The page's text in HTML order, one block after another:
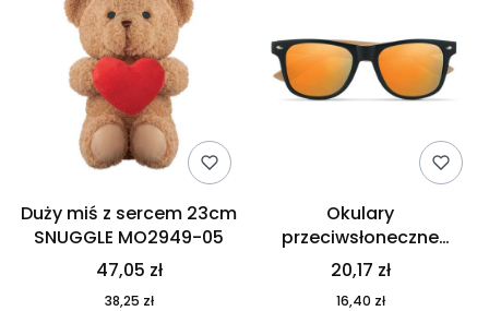
Duży miś z sercem 23cm
SNUGGLE MO2949-05
47,05 zł
38,25 zł
Okulary
przeciwsłoneczne
CALIFORNIA TOUCH
MO9617-10
20,17 zł
16,40 zł